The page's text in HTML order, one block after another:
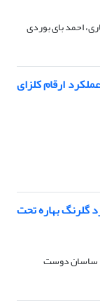
احمد بای بوردی
ارقام کلزای
گلرنگ بهاره تحت
ساسان دوست